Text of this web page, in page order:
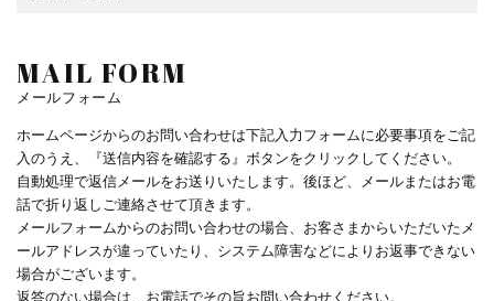
MAIL FORM
メールフォーム
ホームページからのお問い合わせは下記入力フォームに必要事項をご記
入のうえ、『送信内容を確認する』ボタンをクリックしてください。
自動処理で返信メールをお送りいたします。後ほど、メールまたはお電
話で折り返しご連絡させて頂きます。
メールフォームからのお問い合わせの場合、お客さまからいただいたメ
ールアドレスが違っていたり、システム障害などによりお返事できない
場合がございます。